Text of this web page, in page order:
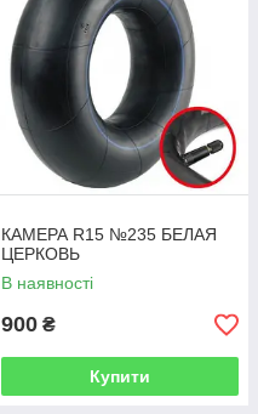
КАМЕРА R15 №235 БЕЛАЯ
ЦЕРКОВЬ
В наявності
900 ₴
Купити